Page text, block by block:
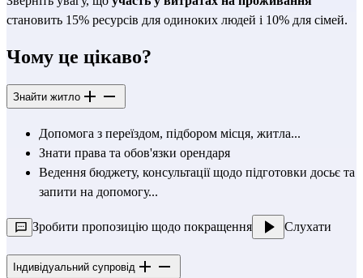
становить 15% ресурсів для одиноких людей і 10% для сімей.
Чому це цікаво?
Знайти житло
Допомога з переїздом, підбором місця, житла...
Знати права та обов'язки орендаря
Ведення бюджету, консультації щодо підготовки досьє та
запити на допомогу...
Зробити пропозицію щодо покращення Слухати
Індивідуальний супровід